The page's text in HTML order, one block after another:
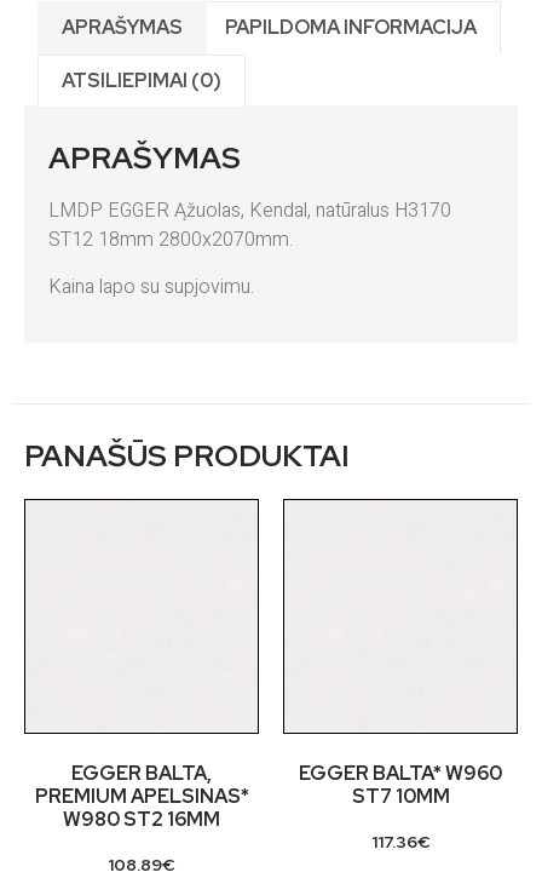
APRAŠYMAS PAPILDOMA INFORMACIJA
ATSILIEPIMAI (0)
APRAŠYMAS
LMDP EGGER Ąžuolas, Kendal, natūralus H3170
ST12 18mm 2800x2070mm.
Kaina lapo su supjovimu.
PANAŠŪS PRODUKTAI
EGGER BALTA,
PREMIUM APELSINAS*
W980 ST2 16MM
108.89€
EGGER BALTA* W960
ST7 10MM
117.36€